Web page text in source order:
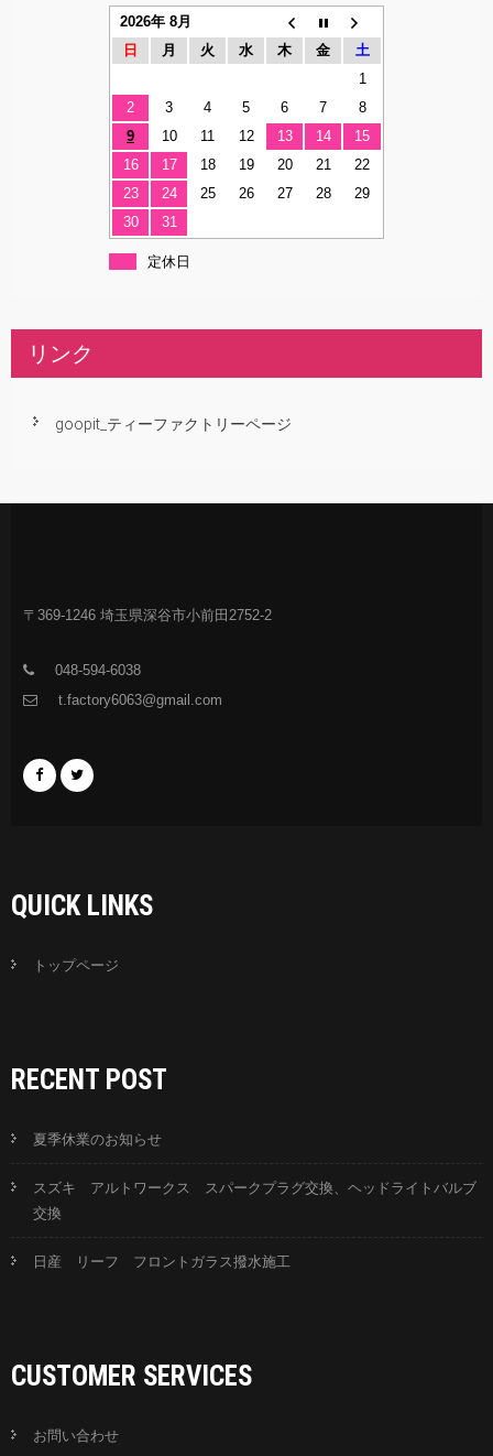
2026年 8月
日
月 火 水 木 金
土
1
2
3 4 5 6 7
8
9
10 11 12 13 14
15
16
17 18 19 20 21
22
23
24 25 26 27 28
29
30
31
定休日
リンク
goopit_ティーファクトリーページ
〒369-1246 埼玉県深谷市小前田2752-2
048-594-6038
t.factory6063@gmail.com
QUICK LINKS
トップページ
RECENT POST
夏季休業のお知らせ
スズキ アルトワークス スパークプラグ交換、ヘッドライトバルブ
交換
日産 リーフ フロントガラス撥水施工
CUSTOMER SERVICES
お問い合わせ